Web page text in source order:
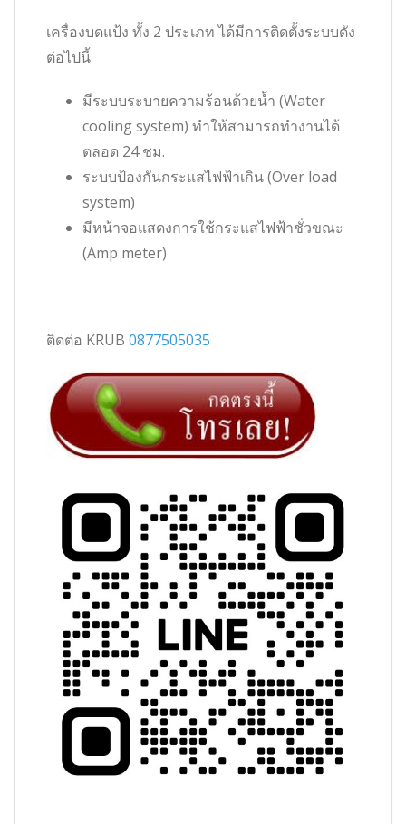
เครื่องบดแป้ง ทั้ง 2 ประเภท ได้มีการติดตั้งระบบดัง
ต่อไปนี้
มีระบบระบายความร้อนด้วยน้ำ (Water
cooling system) ทำให้สามารถทำงานได้
ตลอด 24 ชม.
ระบบป้องกันกระแสไฟฟ้าเกิน (Over load
system)
มีหน้าจอแสดงการใช้กระแสไฟฟ้าชั่วขณะ
(Amp meter)
ติดต่อ KRUB 0877505035